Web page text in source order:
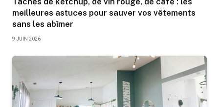
meilleures astuces pour sauver vos vêtements
sans les abîmer
9 JUIN 2026